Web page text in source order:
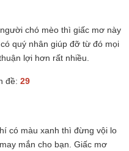
chó mèo thì giấc mơ này
quý nhân giúp đỡ từ đó mọi
lợi hơn rất nhiều.
đề: 29
có màu xanh thì đừng vội lo
mắn cho bạn. Giấc mơ